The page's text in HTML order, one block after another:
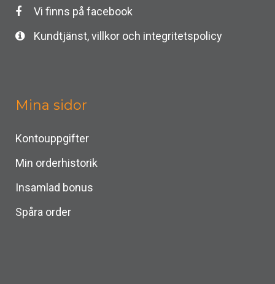
Vi finns på facebook
Kundtjänst, villkor och integritetspolicy
Mina sidor
Kontouppgifter
Min orderhistorik
Insamlad bonus
Spåra order